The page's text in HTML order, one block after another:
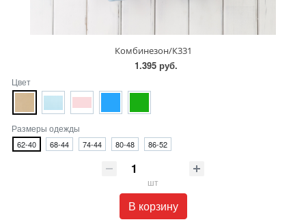
Комбинезон/К331
1.395 руб.
Цвет
Размеры одежды
62-40 68-44 74-44 80-48 86-52
шт
В корзину